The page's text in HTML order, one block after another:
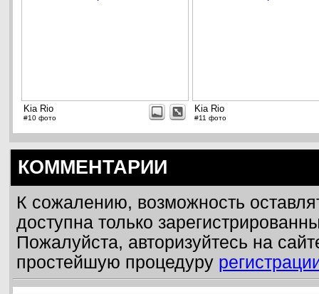
Kia Rio
#10 фото
Kia Rio
#11 фото
КОММЕНТАРИИ
К сожалению, возможность
доступна только
Пожалуйста, авторизуйтесь на
простейшую процедуру